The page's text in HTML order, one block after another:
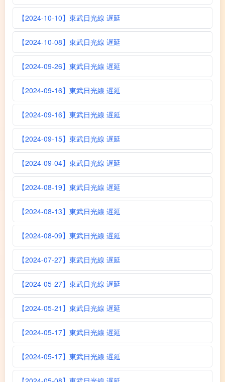
【2024-10-10】東武日光線 遅延
【2024-10-08】東武日光線 遅延
【2024-09-26】東武日光線 遅延
【2024-09-16】東武日光線 遅延
【2024-09-16】東武日光線 遅延
【2024-09-15】東武日光線 遅延
【2024-09-04】東武日光線 遅延
【2024-08-19】東武日光線 遅延
【2024-08-13】東武日光線 遅延
【2024-08-09】東武日光線 遅延
【2024-07-27】東武日光線 遅延
【2024-05-27】東武日光線 遅延
【2024-05-21】東武日光線 遅延
【2024-05-17】東武日光線 遅延
【2024-05-17】東武日光線 遅延